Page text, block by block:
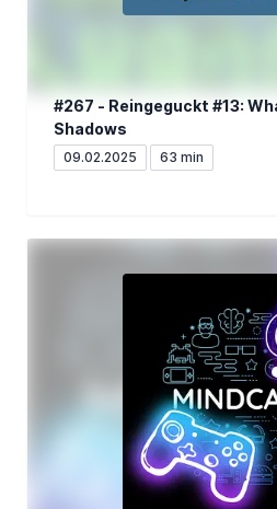
#267 - Reingeguckt #13:
Shadows
09.02.2025 63 min